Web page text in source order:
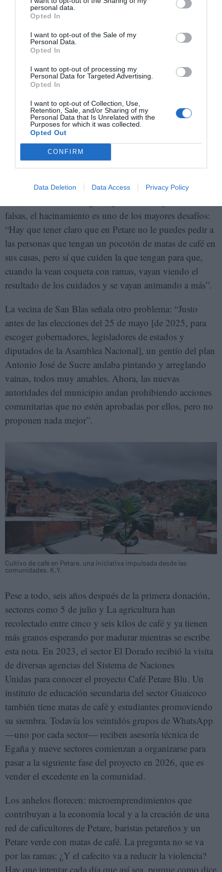
personal data.
Opted In
I want to opt-out of the Sale of my
Personal Data.
Opted In
I want to opt-out of processing my
Personal Data for Targeted Advertising.
Opted In
I want to opt-out of Collection, Use,
Retention, Sale, and/or Sharing of my
Personal Data that Is Unrelated with the
Purposes for which it was collected.
Opted Out
CONFIRM
Data Deletion Data Access Privacy Policy
DESCARGA
Ávila, ubicada en el Camino de Los Españoles, en
extremo opuesto de Caracas. Daniel Zarlenca,
caficultor donante, recuerda que “las semillas bajaron la
montaña, atravesaron toda Caracas, llegaron a Petare
con Enrique y allá están esas matas. Es bonito lo que
falsas, el hacinamiento es uno de los mayores desafíos:
“Hay que tener claro que en Petare no le puedes pedir a
las personas que tengan un pocotón de matas de café en
sus casas, pero sí que cuiden la que tengan para que,
cuando la vean coqueta con ramas, vayan viendo el
resultado de los cuidados y se vayan animando a más”.
La vecina de San Blas señala otro problema: “Justo
antes de las elecciones del 25 de mayo [de 2025, para
escoger gobernadores, legisladores de estados y
diputados de la Asamblea Nacional], un gentío del plan
Antonio José de Sucre andaba pintando y arreglando
vainas, todos muy amables. Ahora, las nuevas
autoridades del municipio andan prohibiendo acciones
comunitarias que no estén aprobadas por ellos, pero no
proponen nada mejor”.
Cultivo de café en Petare, una iniciativa impulsada desde las
comunidades. K.Y.
Pese a todo, seis años después de la primera donación,
sectores como 5 de julio y La agricultura han
recolectado entre cinco y seis kilos de café y ya tienen
más granos esperando por madurar mientras se escribe
esta nota. En 2023, el sector El Dorado recibió la visita
de diversas agencias del Sistema de Naciones
Unidas para conocer el proyecto Café Petare Blu. Un
instituto de educación secundaria del sector Guaicoco
también tiene matas de café y estudiantes promoviendo
su siembra. Todavía los veintidós grupos de WhatsApp
—uno por cada sector— reciben asesoría técnica de
Egaña y nueve sectores comienzan a organizarse para
pasar a la siguiente fase del proyecto en 2026, que es
vender el excedente en la comunidad.
Los anhelos florecen: microemprendimientos que
contribuyan a la economía local y a la creación de una
red de caficultores de Petare, baristas petareños y un
Petare verde con matas de café. La pregunta no se va
por las ramas: ¿Y el cafecito va a reducir la violencia?
Hay que intentar cada día que así sea, porque como dice